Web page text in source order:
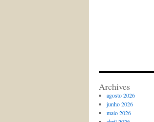
Archives
agosto 2026
junho 2026
maio 2026